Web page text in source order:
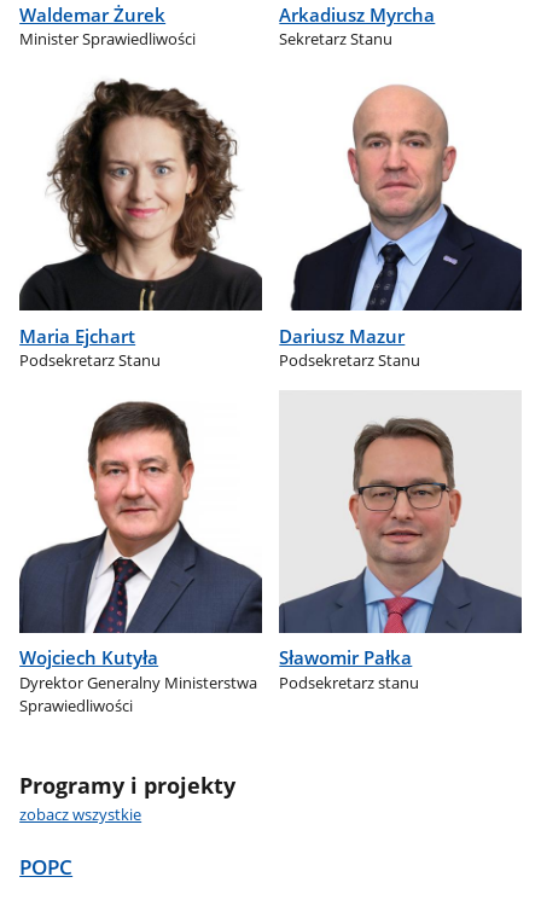
Waldemar Żurek
Minister Sprawiedliwości
Arkadiusz Myrcha
Sekretarz Stanu
Maria Ejchart
Podsekretarz Stanu
Dariusz Mazur
Podsekretarz Stanu
Wojciech Kutyła
Dyrektor Generalny Ministerstwa
Sprawiedliwości
Sławomir Pałka
Podsekretarz stanu
Programy i projekty
zobacz wszystkie
POPC